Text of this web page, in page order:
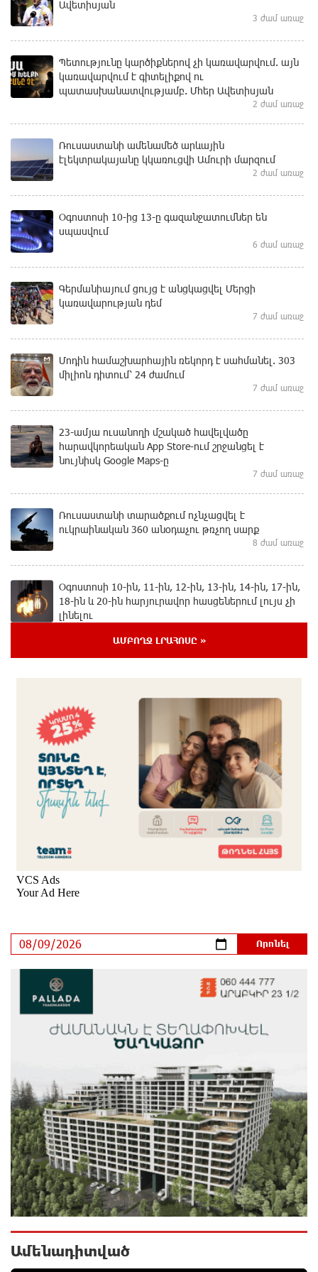
Ավետիսյան
3 ժամ առաջ
Պետությունը կարծիքներով չի կառավարվում. այն
կառավարվում է գիտելիքով ու
պատասխանատվությամբ. Մհեր Ավետիսյան
2 ժամ առաջ
Ռուսաստանի ամենամեծ արևային
էլեկտրակայանը կկառուցվի Ամուրի մարզում
2 ժամ առաջ
Օգոստոսի 10-ից 13-ը գազանջատումներ են
սպասվում
6 ժամ առաջ
Գերմանիայում ցույց է անցկացվել Մերցի
կառավարության դեմ
7 ժամ առաջ
Մոդին համաշխարհային ռեկորդ է սահմանել. 303
միլիոն դիտում՝ 24 ժամում
7 ժամ առաջ
23-ամյա ուսանողի մշակած հավելվածը
հարավկորեական App Store-ում շրջանցել է
նույնիսկ Google Maps-ը
7 ժամ առաջ
Ռուսաստանի տարածքում ոչնչացվել է
ուկրաինական 360 անօդաչու թռչող սարք
8 ժամ առաջ
Օգոստոսի 10-ին, 11-ին, 12-ին, 13-ին, 14-ին, 17-ին,
18-ին և 20-ին հարյուրավոր հասցեներում լույս չի
լինելու
8 ժամ առաջ
Ադրբեջանի Սարով գյուղում տանը 18-ամյա աղջկա
դի է հայտնաբերվել
9 ժամ առաջ
Հայհիդրոմետի տնօրենը գրել է
9 ժամ առաջ
Արտակարգ դեպք՝ Երևանում․ կոտրել են «Հույս
բոլոր մարդկանց» հիմնադրամի շենքի
Ալիևն ու Թրամփը հեռախոսազրույց են ունեցել
10 ժամ առաջ
«Ինտեր»-ը հաղթեց «Յուվենտուս»-ին
Քրեական վարույթի շրջանակում անձի անձնական
և ընտանեկան կյանքին առնչվող տվյալների
անհարկի հրապարակումն անթույլատրելի է. ՄԻՊ
10 ժամ առաջ
Զելենսկին ու Վուչիչը քննարկել են
համագործակցությունն ընդլայնելու
10 ժամ առաջ
ԱՄԲՈՂՋ ԼՐԱՀՈՍԸ »
Ամենադիտված